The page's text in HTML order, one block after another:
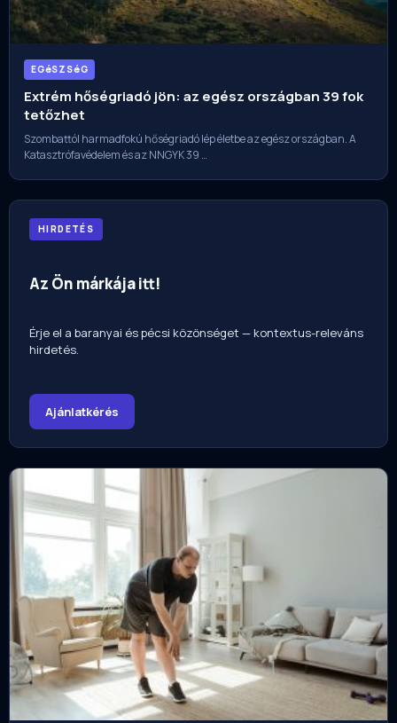
EGéSZSéG
Extrém hőségriadó jön: az egész országban 39 fok
tetőzhet
Szombattól harmadfokú hőségriadó lép életbe az egész országban. A
Katasztrófavédelem és az NNGYK 39 …
HIRDETÉS
Az Ön márkája itt!
Érje el a baranyai és pécsi közönséget — kontextus-releváns
hirdetés.
Ajánlatkérés